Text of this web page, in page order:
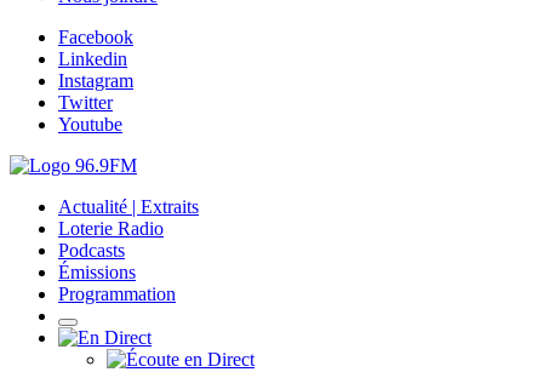
Facebook
Linkedin
Instagram
Twitter
Youtube
Actualité | Extraits
Loterie Radio
Podcasts
Émissions
Programmation